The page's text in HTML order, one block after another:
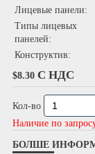
Лицевые панели:
Типы лицевых
панелей:
Конструктив:
$8.30 С НДС
Кол-во
Наличие по
БОЛШЕ